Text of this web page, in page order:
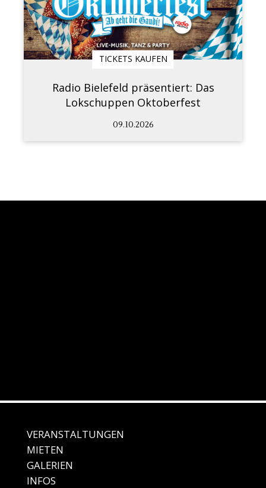
TICKETS KAUFEN
Radio Bielefeld präsentiert: Das
Lokschuppen Oktoberfest
09.10.2026
VERANSTALTUNGEN
MIETEN
GALERIEN
INFOS